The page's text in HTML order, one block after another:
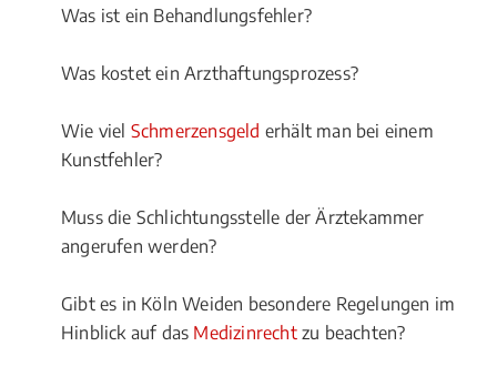
Was ist ein Behandlungsfehler?
Was kostet ein Arzthaftungsprozess?
Wie viel Schmerzensgeld erhält man bei einem
Kunstfehler?
Muss die Schlichtungsstelle der Ärztekammer
angerufen werden?
Gibt es in Köln Weiden besondere Regelungen im
Hinblick auf das Medizinrechtzu beachten?